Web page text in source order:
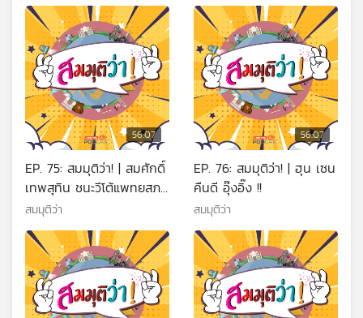
56:07
EP. 75: สมมุติว่า! | สมศักดิ์
เทพสุทิน ชนะวีโต้แพทยสภา
!!
สมมุติว่า
56:07
EP. 76: สมมุติว่า! | ฮุน เซน
คืนดี อุ๊งอิ๊ง !!
สมมุติว่า